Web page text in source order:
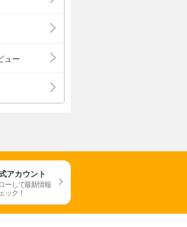
ュー
アカウント
ーして最新情報
ック！